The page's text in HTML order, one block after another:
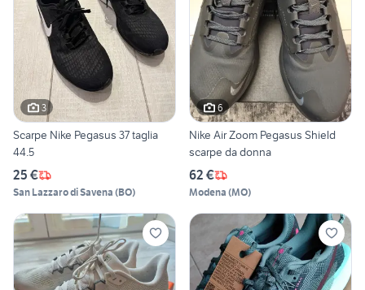
3
Scarpe Nike Pegasus 37 taglia
44.5
25 €
San Lazzaro di Savena (BO)
6
Nike Air Zoom Pegasus Shield
scarpe da donna
62 €
Modena (MO)